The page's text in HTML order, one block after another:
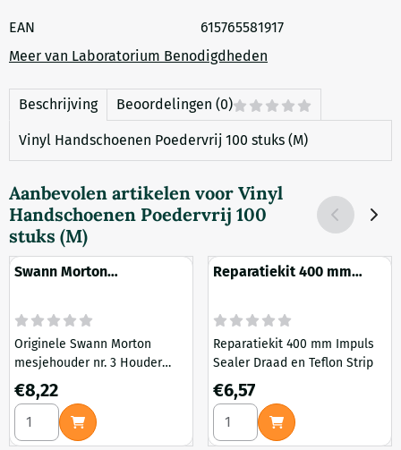
EAN
615765581917
Meer van Laboratorium Benodigdheden
Beschrijving Beoordelingen (0)
Vinyl Handschoenen Poedervrij 100 stuks (M)
Aanbevolen artikelen voor Vinyl
Handschoenen Poedervrij 100
stuks (M)
Swann Morton
Originele Swann Morton
mesjehouder nr. 3 Houder
voor kleine scalpelmesjes:
nummer 10 tot en met 16
Materiaal rvs
Prijs: 8,22
€8,22
Aantal kiezen voor Swann Morton Scalpelhouder 3
Reparatiekit 400 mm
Reparatiekit 400 mm Impuls
Sealer Draad en Teflon Strip
Prijs: 6,57
€6,57
Aantal kiezen voor